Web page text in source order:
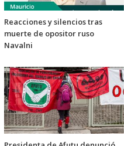
Reacciones y silencios tras
muerte de opositor ruso
Navalni